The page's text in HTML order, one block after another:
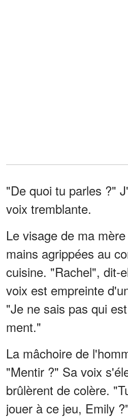
"De quoi tu parles ?"
voix tremblante.
Le visage de ma
mains agrippées au
cuisine. "Rachel", dit-
voix est empreinte
"Je ne sais pas qui
ment."
La mâchoire de
"Mentir ?" Sa voix
brûlèrent de colère.
jouer à ce jeu, Emily